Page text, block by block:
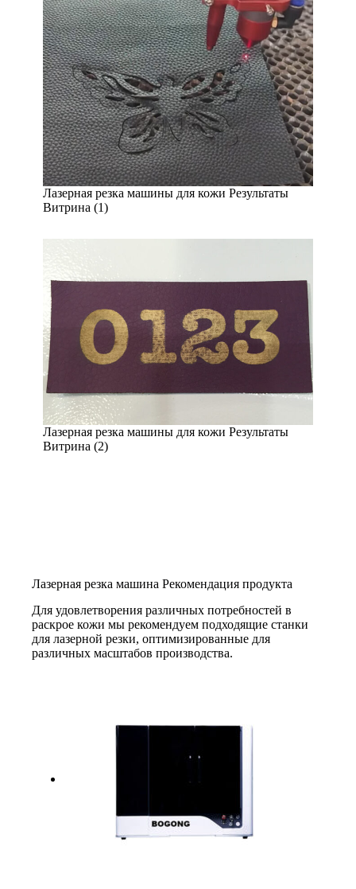
Лазерная резка машины для кожи Результаты
Витрина (1)
Лазерная резка машины для кожи Результаты
Витрина (2)
Лазерная резка машина Рекомендация продукта
Для удовлетворения различных потребностей в
раскрое кожи мы рекомендуем подходящие станки
для лазерной резки, оптимизированные для
различных масштабов производства.